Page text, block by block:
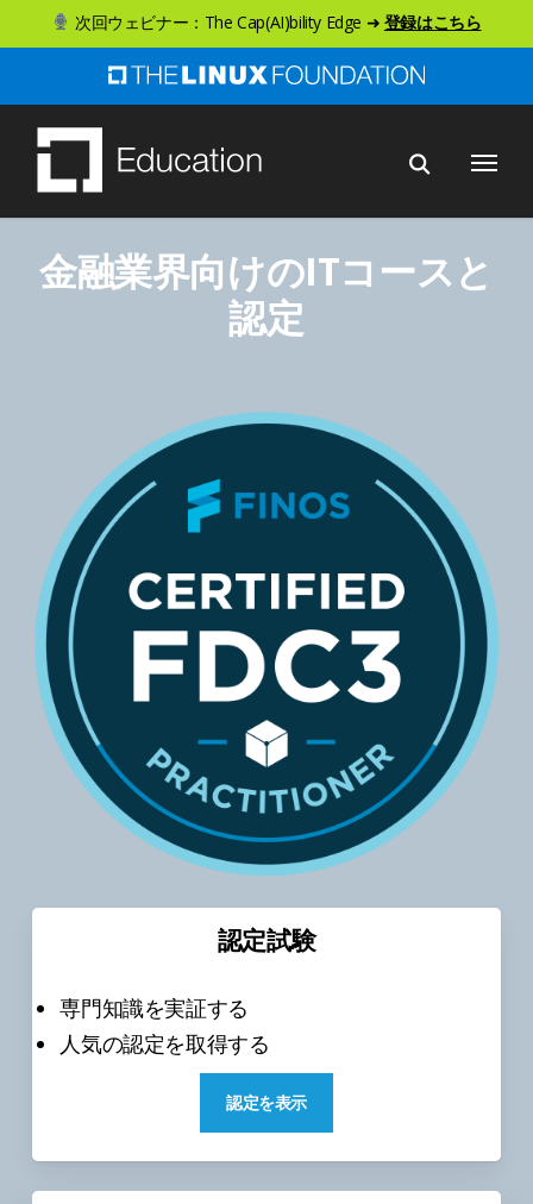
キ
次回ウェビナー：The Cap(AI)bility Edge ➜ 登録はこちら
メニュー
金融業界向けのITコースと
認定
認定試験
専門知識を実証する
人気の認定を取得する
認定を表示